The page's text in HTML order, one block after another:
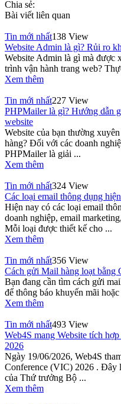
Chia sẻ:
Bài viết liên quan
Tin mới nhất138 View
Website Admin là gì? Rủi ro
Website Admin là gì mà được
trình vận hành trang web?
Xem thêm
Tin mới nhất227 View
PHPMailer là gì? Hướng dẫn
website
Website của bạn thường
hàng? Đối với các doanh
PHPMailer là giải ...
Xem thêm
Tin mới nhất324 View
Các loại email thông dụng
Hiện nay có các loại email
doanh nghiệp, email
Mỗi loại được thiết kế cho ...
Xem thêm
Tin mới nhất356 View
Cách gửi Mail hàng loạt bằng
Bạn đang cần tìm cách gửi
để thông báo khuyến mãi
Xem thêm
Tin mới nhất493 View
Web4S mang Website tích
2026
Ngày 19/06/2026, Web4S
Conference (VIC) 2026 . Đây
của Thứ trưởng Bộ ...
Xem thêm